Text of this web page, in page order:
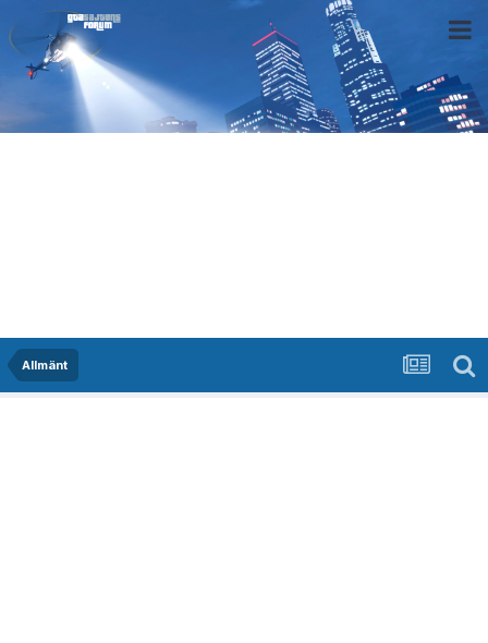
Allmänt